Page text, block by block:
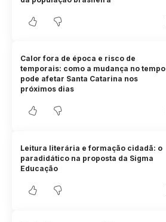
Calor fora de época e risco de
temporais: como a mudança no tempo
pode afetar Santa Catarina nos
próximos dias
Leitura literária e formação cidadã: o
paradidático na proposta da Sigma
Educação